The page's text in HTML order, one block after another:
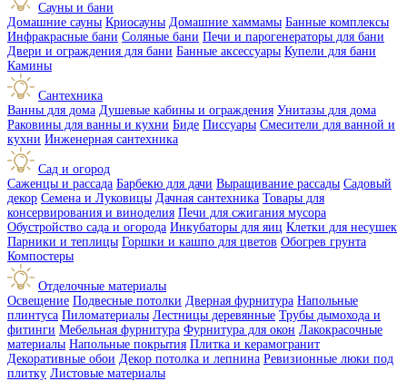
Сауны и бани
Домашние сауны Криосауны Домашние хаммамы Банные комплексы
Инфракрасные бани Соляные бани Печи и парогенераторы для бани
Двери и ограждения для бани Банные аксессуары Купели для бани
Камины
Сантехника
Ванны для дома Душевые кабины и ограждения Унитазы для дома
Раковины для ванны и кухни Биде Писсуары Смесители для ванной и
кухни Инженерная сантехника
Сад и огород
Саженцы и рассада Барбекю для дачи Выращивание рассады Садовый
декор Семена и Луковицы Дачная сантехника Товары для
консервирования и виноделия Печи для сжигания мусора
Обустройство сада и огорода Инкубаторы для яиц Клетки для несушек
Парники и теплицы Горшки и кашпо для цветов Обогрев грунта
Компостеры
Отделочные материалы
Освещение Подвесные потолки Дверная фурнитура Напольные
плинтуса Пиломатериалы Лестницы деревянные Трубы дымохода и
фитинги Мебельная фурнитура Фурнитура для окон Лакокрасочные
материалы Напольные покрытия Плитка и керамогранит
Декоративные обои Декор потолка и лепнина Ревизионные люки под
плитку Листовые материалы